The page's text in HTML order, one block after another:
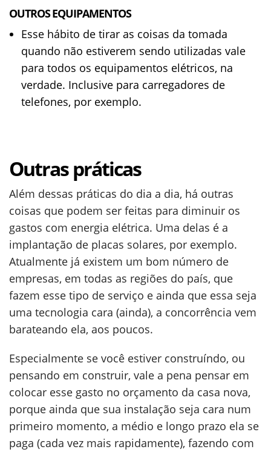
OUTROS EQUIPAMENTOS
Esse hábito de tirar as coisas da tomada
quando não estiverem sendo utilizadas vale
para todos os equipamentos elétricos, na
verdade. Inclusive para carregadores de
telefones, por exemplo.
Outras práticas
Além dessas práticas do dia a dia, há outras
coisas que podem ser feitas para diminuir os
gastos com energia elétrica. Uma delas é a
implantação de placas solares, por exemplo.
Atualmente já existem um bom número de
empresas, em todas as regiões do país, que
fazem esse tipo de serviço e ainda que essa seja
uma tecnologia cara (ainda), a concorrência vem
barateando ela, aos poucos.
Especialmente se você estiver construíndo, ou
pensando em construir, vale a pena pensar em
colocar esse gasto no orçamento da casa nova,
porque ainda que sua instalação seja cara num
primeiro momento, a médio e longo prazo ela se
paga (cada vez mais rapidamente), fazendo com